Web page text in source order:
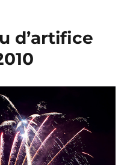
d’artifice